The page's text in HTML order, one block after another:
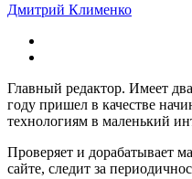
Дмитрий Клименко
Главный редактор. Имеет
году пришел в качестве
технологиям в маленький
Проверяет и дорабатывает
сайте, следит за